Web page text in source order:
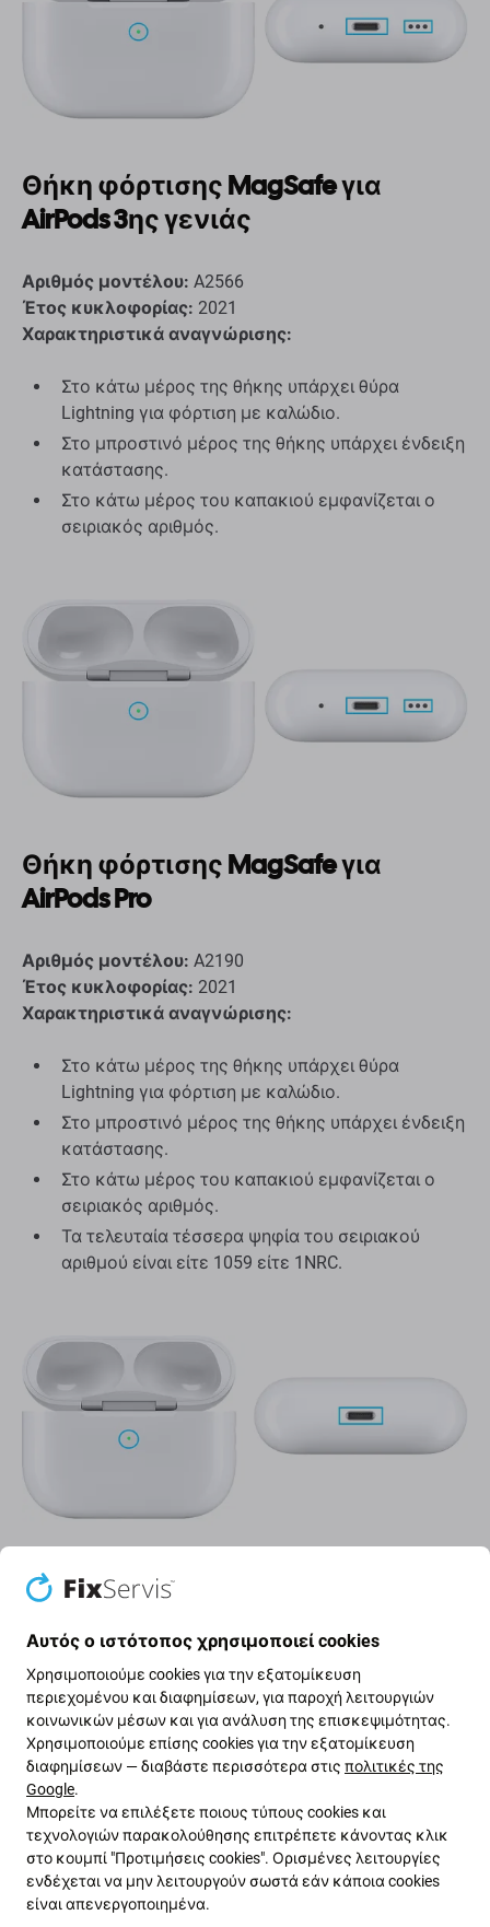
Θήκη φόρτισης MagSafe για
AirPods 3ης γενιάς
Αριθμός μοντέλου: A2566
Έτος κυκλοφορίας: 2021
Χαρακτηριστικά αναγνώρισης:
Στο κάτω μέρος της θήκης υπάρχει θύρα
Lightning για φόρτιση με καλώδιο.
Στο μπροστινό μέρος της θήκης υπάρχει ένδειξη
κατάστασης.
Στο κάτω μέρος του καπακιού εμφανίζεται ο
σειριακός αριθμός.
Θήκη φόρτισης MagSafe για
AirPods Pro
Αριθμός μοντέλου: A2190
Έτος κυκλοφορίας: 2021
Χαρακτηριστικά αναγνώρισης:
Στο κάτω μέρος της θήκης υπάρχει θύρα
Lightning για φόρτιση με καλώδιο.
Στο μπροστινό μέρος της θήκης υπάρχει ένδειξη
κατάστασης.
Στο κάτω μέρος του καπακιού εμφανίζεται ο
σειριακός αριθμός.
Τα τελευταία τέσσερα ψηφία του σειριακού
αριθμού είναι είτε 1059 είτε 1NRC.
Θήκη φόρτισης AirPods Pro
Αριθμός μοντέλου: A2190
Έτος κυκλοφορίας:2019
Χαρακτηριστικά αναγνώρισης:
Στο κάτω μέρος της θήκης υπάρχει θύρα
Lightning για φόρτιση με καλώδιο.
Στο μπροστινό μέρος της θήκης υπάρχει ένδειξη
κατάστασης.
Στο κάτω μέρος του καπακιού εμφανίζεται ο
σειριακός αριθμός.
Αυτός ο ιστότοπος χρησιμοποιεί cookies
Χρησιμοποιούμε cookies για την εξατομίκευση
περιεχομένου και διαφημίσεων, για παροχή λειτουργιών
κοινωνικών μέσων και για ανάλυση της επισκεψιμότητας.
Χρησιμοποιούμε επίσης cookies για την εξατομίκευση
διαφημίσεων — διαβάστε περισσότερα στις πολιτικές της
Google.
Μπορείτε να επιλέξετε ποιους τύπους cookies και
τεχνολογιών παρακολούθησης επιτρέπετε κάνοντας κλικ
στο κουμπί "Προτιμήσεις cookies". Ορισμένες λειτουργίες
ενδέχεται να μην λειτουργούν σωστά εάν κάποια cookies
είναι απενεργοποιημένα.